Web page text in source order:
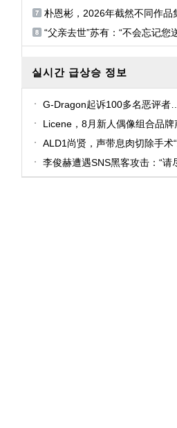
好的爱情慢...
朴恩彬，2026年截然不同作品
议！ 证明了广...
“父亲去世”苏有：“不会忘记您
慰与爱”
실시간 급상승 정보
G-Dragon起诉100多名恶评
最高700万韩元
Licene，8月新人偶像组合品牌
ALD1尚贤，声带息肉切除手术
不参加行程”
李俊赫遭遇SNS黑客攻击：“请
点击消息和链...